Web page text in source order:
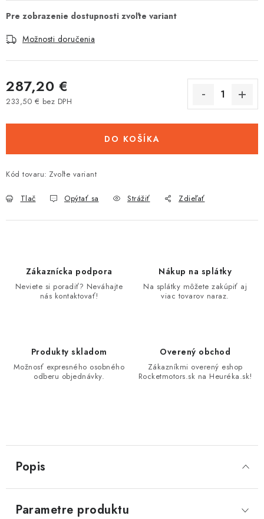
Možnosti doručenia
287,20 €
233,50 € bez DPH
DO KOŠÍKA
Kód tovaru: Zvoľte variant
Tlač Opýtať sa Strážiť Zdieľať
Zákaznícka podpora
Neviete si poradiť? Neváhajte
nás kontaktovať!
Nákup na splátky
Na splátky môžete zakúpiť aj
viac tovarov naraz.
Produkty skladom
Možnosť expresného osobného
odberu objednávky.
Overený obchod
Zákazníkmi overený eshop
Rocketmotors.sk na Heuréka.sk!
Popis
Parametre produktu